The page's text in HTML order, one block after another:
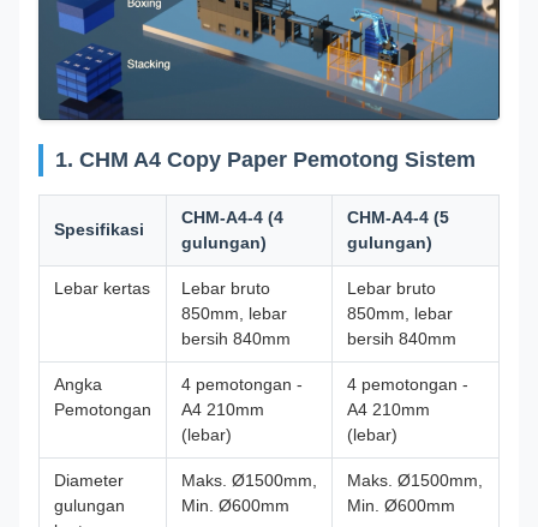
1. CHM A4 Copy Paper Pemotong Sistem
Spesifikasi
CHM-A4-4 (4
gulungan)
CHM-A4-4 (5
gulungan)
Lebar kertas
Lebar bruto
850mm, lebar
bersih 840mm
Lebar bruto
850mm, lebar
bersih 840mm
Angka
Pemotongan
4 pemotongan -
A4 210mm
(lebar)
4 pemotongan -
A4 210mm
(lebar)
Diameter
gulungan
Maks. Ø1500mm,
Min. Ø600mm
Maks. Ø1500mm,
Min. Ø600mm